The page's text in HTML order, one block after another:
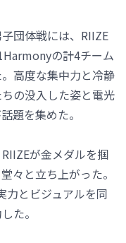
団体戦には、RIIZE
の計4チーム
高度な集中力と冷静
の没入した姿と電光
題を集めた。
が金メダルを掴
々と立ち上がった。
力とビジュアルを同
た。